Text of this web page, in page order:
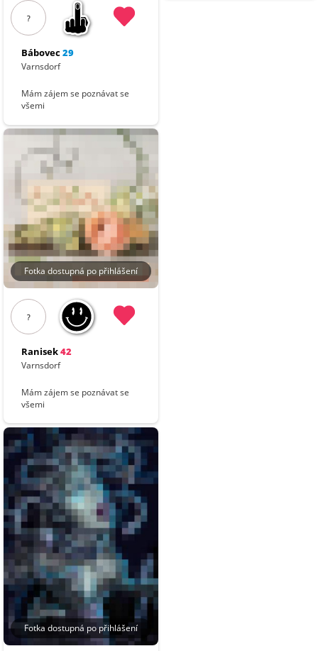
?
Bábovec29
Varnsdorf
Mám zájem se poznávat se
všemi
Fotka dostupná po přihlášení
?
Ranisek42
Varnsdorf
Mám zájem se poznávat se
všemi
Fotka dostupná po přihlášení